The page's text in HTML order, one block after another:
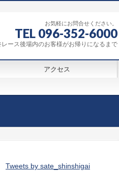
お気軽にお問合せください。
TEL 096-352-6000
ース後場内のお客様がお帰りになるまで
アクセス
Tweets by sate_shinshigai